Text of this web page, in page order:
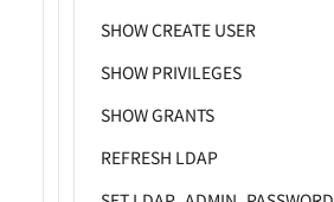
SHOW CREATE USER
SHOW PRIVILEGES
SHOW GRANTS
REFRESH LDAP